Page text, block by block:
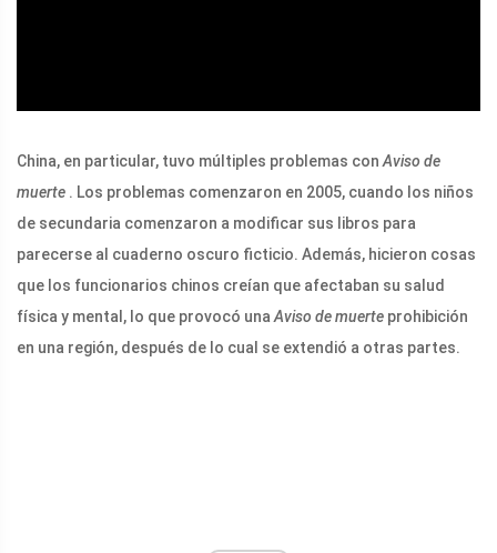
China, en particular, tuvo múltiples problemas con Aviso de
muerte . Los problemas comenzaron en 2005, cuando los niños
de secundaria comenzaron a modificar sus libros para
parecerse al cuaderno oscuro ficticio. Además, hicieron cosas
que los funcionarios chinos creían que afectaban su salud
física y mental, lo que provocó una Aviso de muerte prohibición
en una región, después de lo cual se extendió a otras partes.